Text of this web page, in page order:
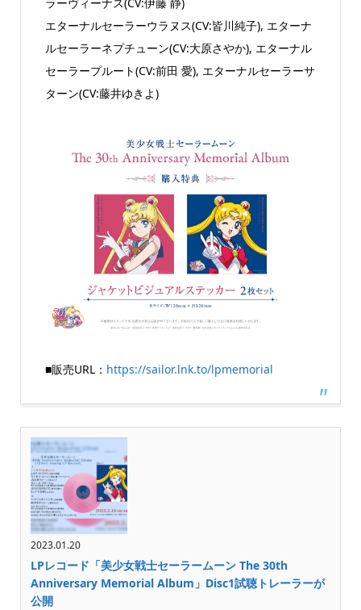
エターナルセーラーウラヌス(CV:皆川純子), エターナ
ルセーラーネプチューン(CV:大原さやか), エターナル
セーラープルート(CV:前田 愛), エターナルセーラーサ
ターン(CV:藤井ゆきよ)
■販売URL： https://sailor.lnk.to/lpmemorial
2023.01.20
LPレコード「美少女戦士セーラームーン The 30th
Anniversary Memorial Album」Disc1試聴トレーラーが
公開